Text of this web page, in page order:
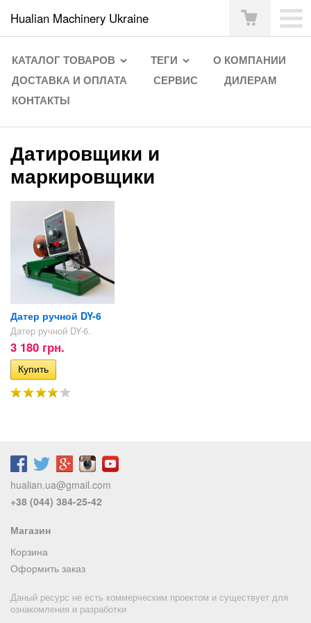
Hualian Machinery Ukraine
КАТАЛОГ ТОВАРОВ ТЕГИ
О КОМПАНИИ
ДОСТАВКА И ОПЛАТА
СЕРВИС
ДИЛЕРАМ
КОНТАКТЫ
Датировщики и
маркировщики
Датер ручной DY-6
Датер ручной DY-6.
3 180 грн.
hualian.ua@gmail.com
+38 (044) 384-25-42
Магазин
Корзина
Оформить заказ
Даный ресурс не есть коммерческим проектом и существует для
ознакомления и разработки